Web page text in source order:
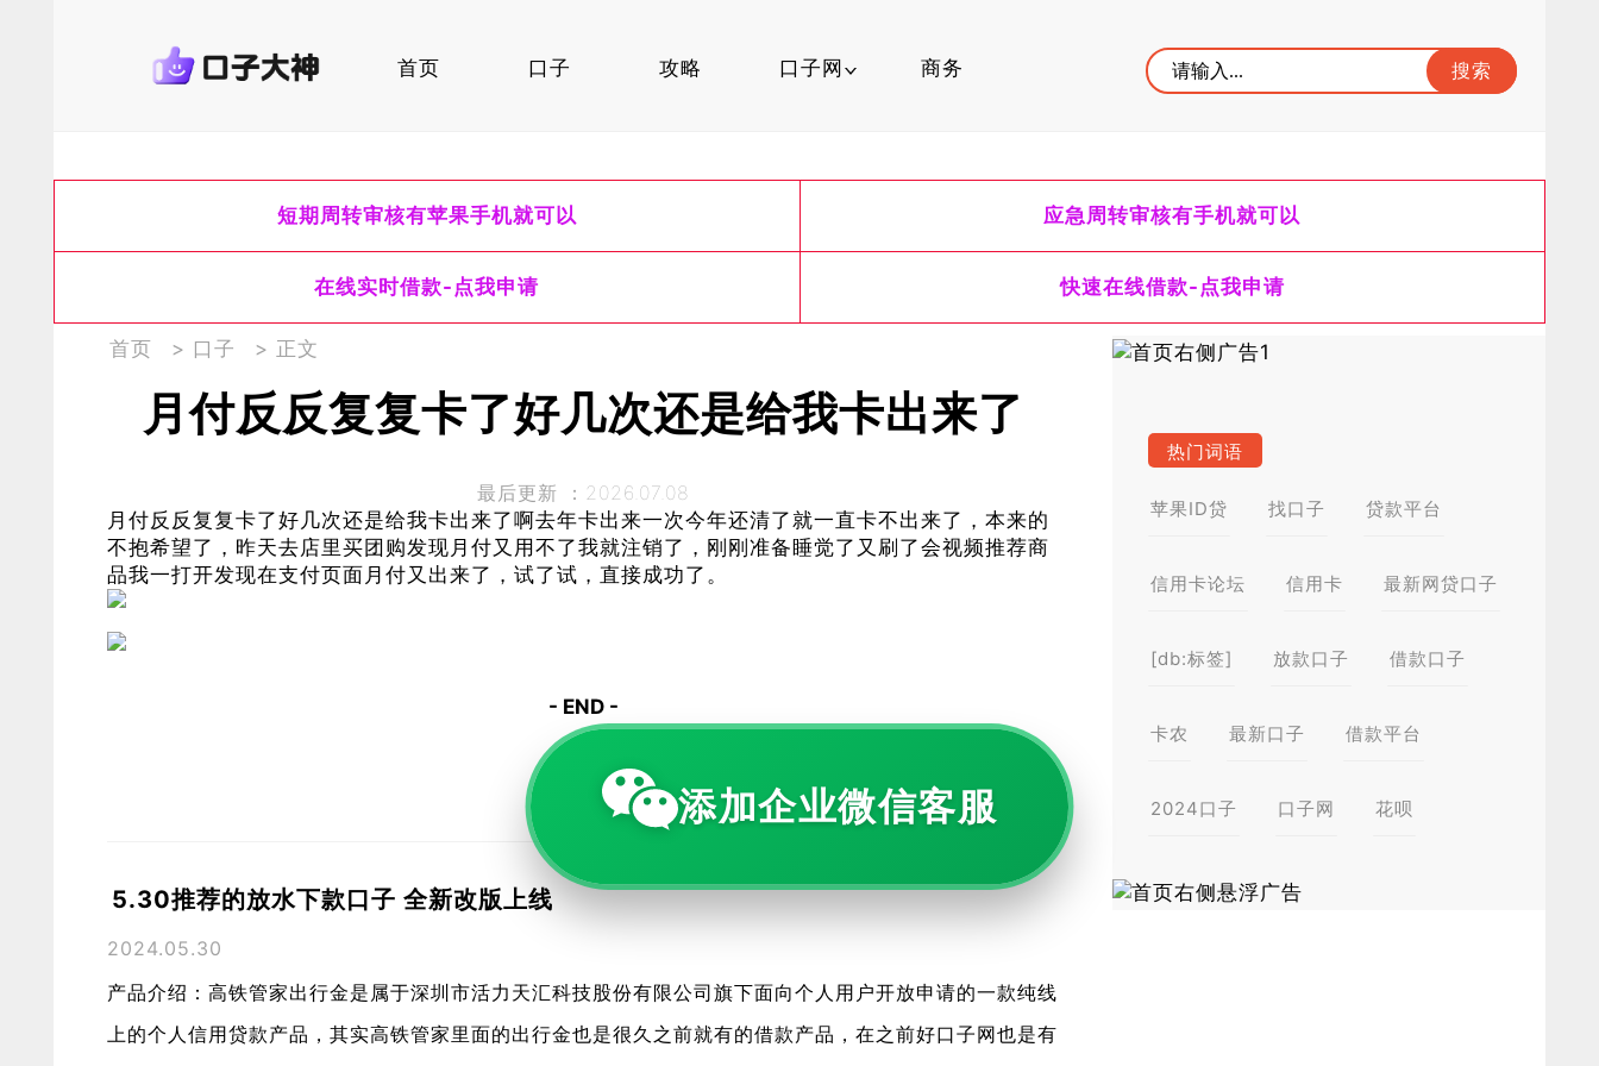
首页 口子 攻略 口子网 商务
短期周转审核有苹果手机就可以 应急周转审核有手机就可以
在线实时借款-点我申请 快速在线借款-点我申请
首页 > 口子 > 正文
月付反反复复卡了好几次还是给我卡出来了
最后更新 ：2026.07.08
月付反反复复卡了好几次还是给我卡出来了啊去年卡出来一次今年还清了就一直卡不出来了，本来的
不抱希望了，昨天去店里买团购发现月付又用不了我就注销了，刚刚准备睡觉了又刷了会视频推荐商
品我一打开发现在支付页面月付又出来了，试了试，直接成功了。
- END -
5.30推荐的放水下款口子 全新改版上线
2024.05.30
产品介绍：高铁管家出行金是属于深圳市活力天汇科技股份有限公司旗下面向个人用户开放申请的一款纯线
上的个人信用贷款产品，其实高铁管家里面的出行金也是很久之前就有的借款产品，在之前好口子网也是有
热门词语
苹果ID贷 找口子 贷款平台
信用卡论坛 信用卡 最新网贷口子
[db:标签] 放款口子 借款口子
卡农 最新口子 借款平台
2024口子 口子网 花呗
添加企业微信客服